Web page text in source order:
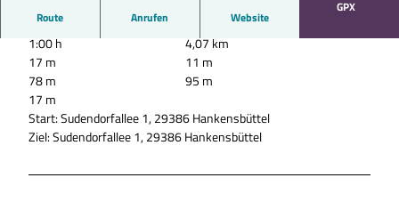
Route Anrufen Website
GPX
1:00 h
4,07 km
17 m
11 m
78 m
95 m
17 m
Start: Sudendorfallee 1, 29386 Hankensbüttel
Ziel: Sudendorfallee 1, 29386 Hankensbüttel